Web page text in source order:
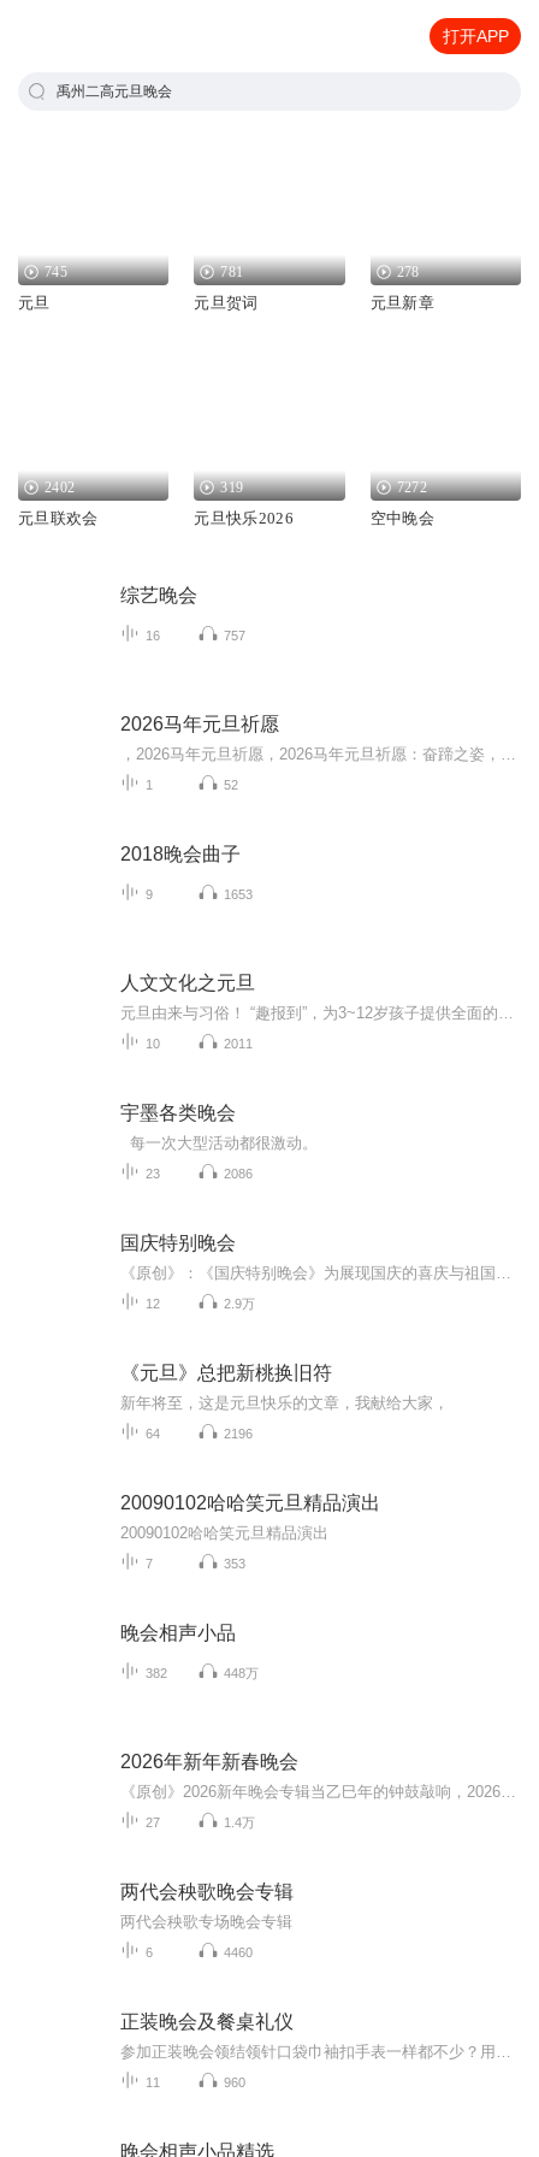
打开APP
禹州二高元旦晚会
745
元旦
781
元旦贺词
278
元旦新章
2402
元旦联欢会
319
元旦快乐2026
7272
空中晚会
综艺晚会
16 757
2026马年元旦祈愿
1 52
2018晚会曲子
9 1653
人文文化之元旦
10 2011
宇墨各类晚会
每一次大型活动都很激动。
23 2086
国庆特别晚会
12 2.9万
《元旦》总把新桃换旧符
新年将至，这是元旦快乐的文章，我献给大家，
64 2196
20090102哈哈笑元旦精品演出
20090102哈哈笑元旦精品演出
7 353
晚会相声小品
382 448万
2026年新年新春晚会
27 1.4万
两代会秧歌晚会专辑
两代会秧歌专场晚会专辑
6 4460
正装晚会及餐桌礼仪
11 960
晚会相声小品精选